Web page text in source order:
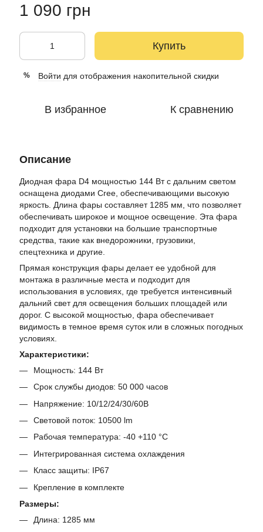
1 090 грн
Купить
% Войти для отображения накопительной скидки
В избранное К сравнению
Описание
Диодная фара D4 мощностью 144 Вт с дальним светом
оснащена диодами Cree, обеспечивающими высокую
яркость. Длина фары составляет 1285 мм, что позволяет
обеспечивать широкое и мощное освещение. Эта фара
подходит для установки на большие транспортные
средства, такие как внедорожники, грузовики,
спецтехника и другие.
Прямая конструкция фары делает ее удобной для
монтажа в различные места и подходит для
использования в условиях, где требуется интенсивный
дальний свет для освещения больших площадей или
дорог. С высокой мощностью, фара обеспечивает
видимость в темное время суток или в сложных погодных
условиях.
Характеристики:
Мощность: 144 Вт
Срок службы диодов: 50 000 часов
Напряжение: 10/12/24/30/60В
Световой поток: 10500 lm
Рабочая температура: -40 +110 °C
Интегрированная система охлаждения
Класс защиты: IP67
Крепление в комплекте
Размеры:
Длина: 1285 мм